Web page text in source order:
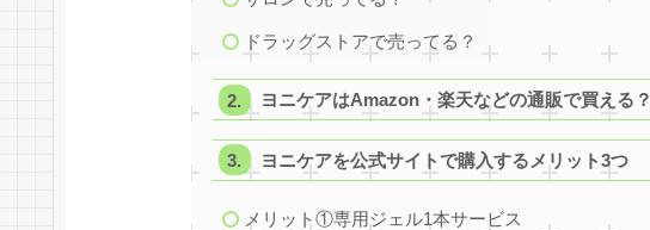
ドラッグストアで売ってる？
ヨニケアはAmazon・楽天などの通販で買える？
ヨニケアを公式サイトで購入するメリット3つ
メリット①専用ジェル1本サービス